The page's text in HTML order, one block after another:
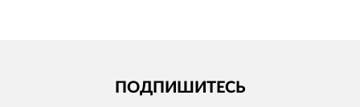
ПОДПИШИТЕСЬ